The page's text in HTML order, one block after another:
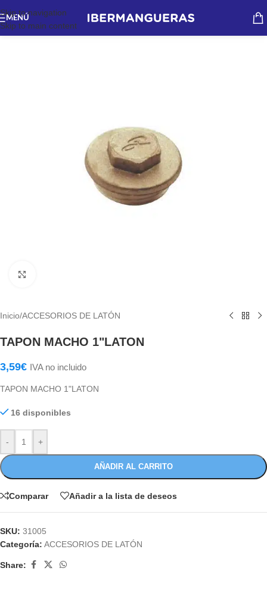
Skip to navigation
Skip to main content
MENÚ
Inicio/ACCESORIOS DE LATÓN
TAPON MACHO 1"LATON
3,59€ IVA no incluido
TAPON MACHO 1"LATON
16 disponibles
- +
AÑADIR AL CARRITO
Comparar Añadir a la lista de deseos
SKU: 31005
Categoría: ACCESORIOS DE LATÓN
Share: